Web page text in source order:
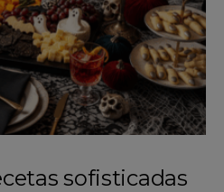
sofisticadas